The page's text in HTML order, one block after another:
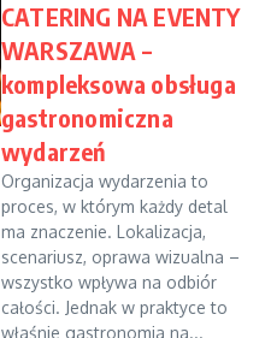
CATERING NA EVENTY
WARSZAWA –
kompleksowa obsługa
gastronomiczna
wydarzeń
Organizacja wydarzenia to
proces, w którym każdy detal
ma znaczenie. Lokalizacja,
scenariusz, oprawa wizualna –
wszystko wpływa na odbiór
całości. Jednak w praktyce to
właśnie gastronomia na...